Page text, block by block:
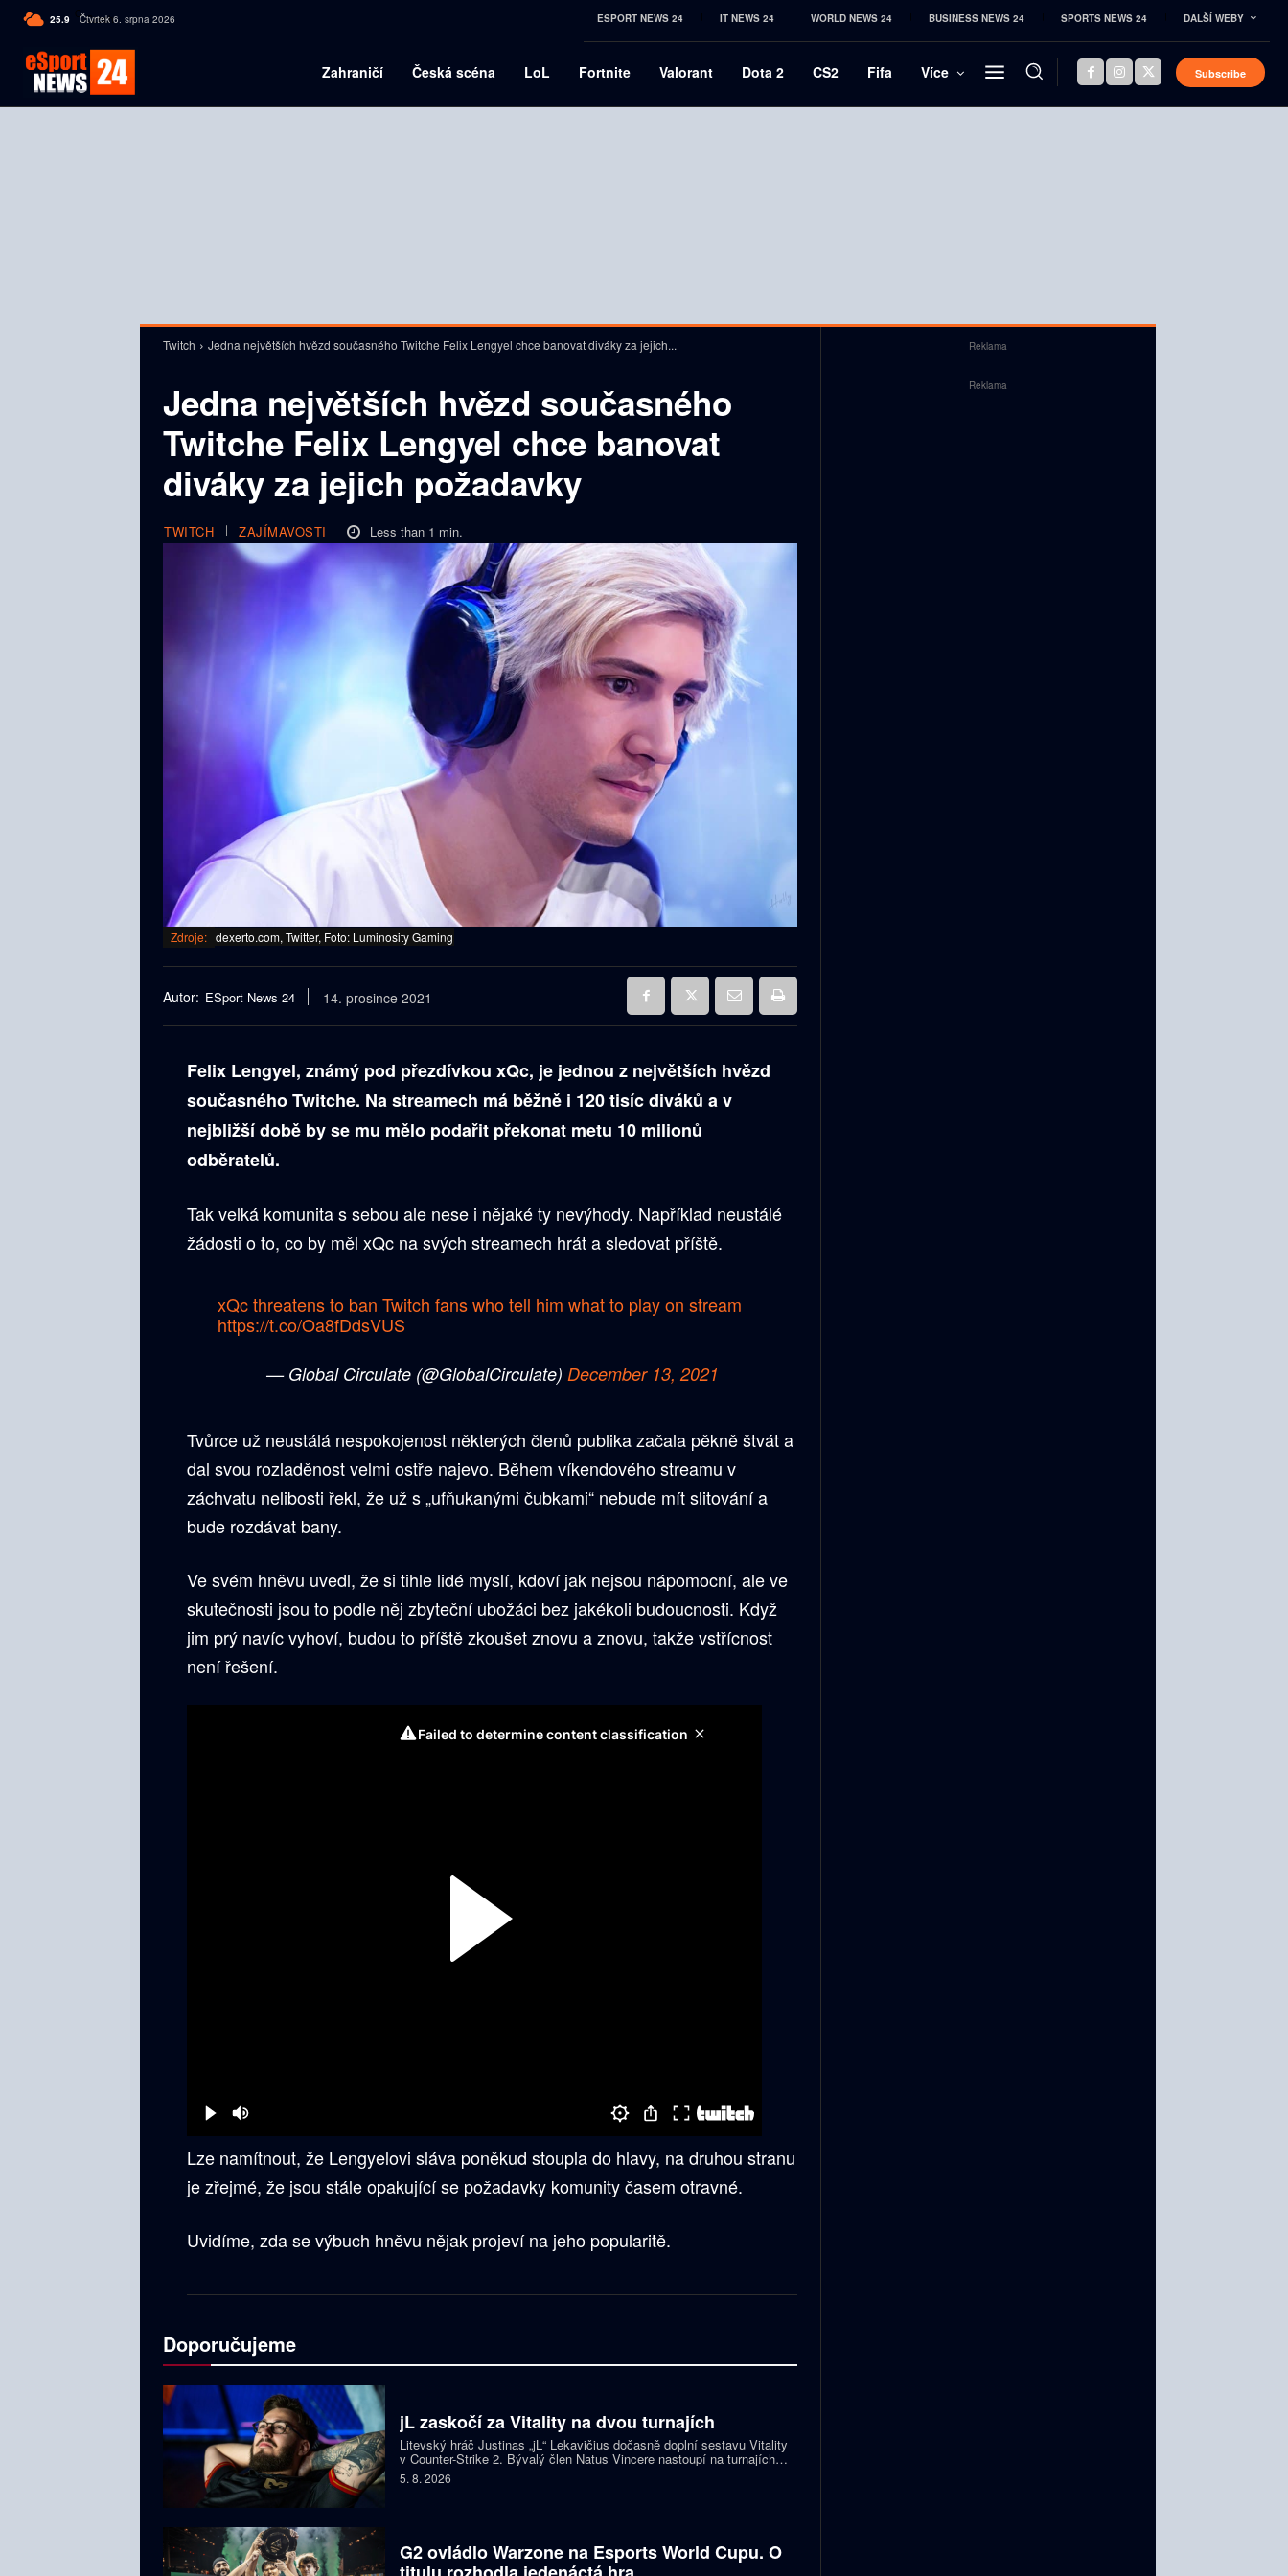
25.9 C Czech
Čtvrtek 6. srpna 2026 ESPORT NEWS 24 IT NEWS 24 WORLD NEWS 24 BUSINESS NEWS 24 SPORTS NEWS 24 DALŠÍ WEBY
Zahraničí Česká scéna LoL Fortnite Valorant Dota 2 CS2 Fifa Více Subscribe
Twitch Jedna největších hvězd současného Twitche Felix Lengyel chce banovat diváky za jejich...
Jedna největších hvězd současného
Twitche Felix Lengyel chce banovat
diváky za jejich požadavky
TWITCH ZAJÍMAVOSTI Less than 1 min.
Zdroje: dexerto.com, Twitter, Foto: Luminosity Gaming
Autor: ESport News 24 14. prosince 2021
Felix Lengyel, známý pod přezdívkou xQc, je jednou z největších hvězd
současného Twitche. Na streamech má běžně i 120 tisíc diváků a v
nejbližší době by se mu mělo podařit překonat metu 10 milionů
odběratelů.
Tak velká komunita s sebou ale nese i nějaké ty nevýhody. Například neustálé
žádosti o to, co by měl xQc na svých streamech hrát a sledovat příště.
xQc threatens to ban Twitch fans who tell him what to play on stream
https://t.co/Oa8fDdsVUS
— Global Circulate (@GlobalCirculate) December 13, 2021
Tvůrce už neustálá nespokojenost některých členů publika začala pěkně štvát a
dal svou rozladěnost velmi ostře najevo. Během víkendového streamu v
záchvatu nelibosti řekl, že už s „ufňukanými čubkami“ nebude mít slitování a
bude rozdávat bany.
Ve svém hněvu uvedl, že si tihle lidé myslí, kdoví jak nejsou nápomocní, ale ve
skutečnosti jsou to podle něj zbyteční ubožáci bez jakékoli budoucnosti. Když
jim prý navíc vyhoví, budou to příště zkoušet znovu a znovu, takže vstřícnost
není řešení.
Lze namítnout, že Lengyelovi sláva poněkud stoupla do hlavy, na druhou stranu
je zřejmé, že jsou stále opakující se požadavky komunity časem otravné.
Uvidíme, zda se výbuch hněvu nějak projeví na jeho popularitě.
Doporučujeme
jL zaskočí za Vitality na dvou turnajích
Litevský hráč Justinas „jL“ Lekavičius dočasně doplní sestavu Vitality
v Counter-Strike 2. Bývalý člen Natus Vincere nastoupí na turnajích
BLAST Open Porto a PGL Masters Bucharest.
5. 8. 2026
G2 ovládlo Warzone na Esports World Cupu. O
Reklama
Reklama